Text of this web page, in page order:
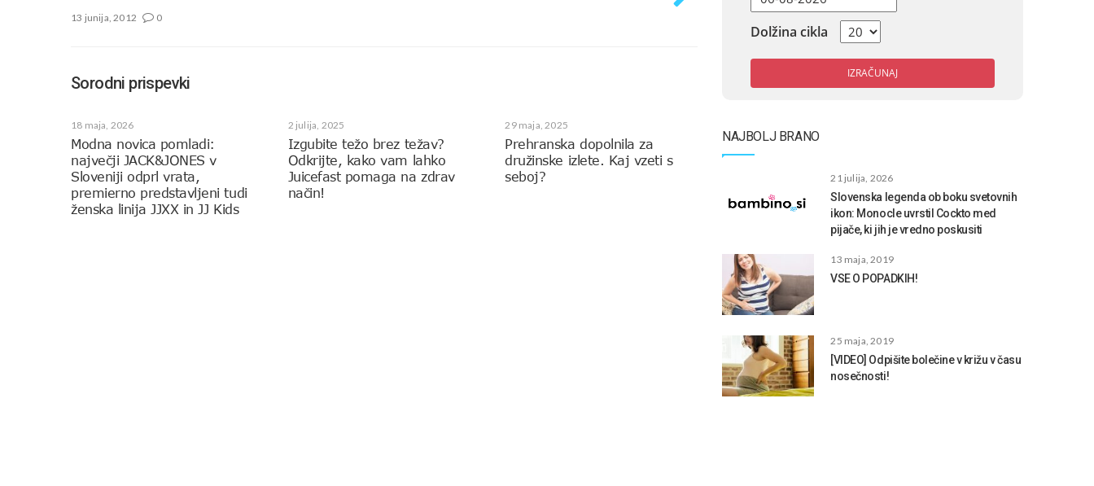
13 junija, 2012 0
Sorodni prispevki
18 maja, 2026
Modna novica pomladi:
največji JACK&JONES v
Sloveniji odprl vrata,
premierno predstavljeni tudi
ženska linija JJXX in JJ Kids
2 julija, 2025
Izgubite težo brez težav?
Odkrijte, kako vam lahko
Juicefast pomaga na zdrav
način!
29 maja, 2025
Prehranska dopolnila za
družinske izlete. Kaj vzeti s
seboj?
Dolžina cikla
IZRAČUNAJ
NAJBOLJ BRANO
21 julija, 2026
Slovenska legenda ob boku svetovnih
ikon: Monocle uvrstil Cockto med
pijače, ki jih je vredno poskusiti
13 maja, 2019
VSE O POPADKIH!
25 maja, 2019
[VIDEO] Odpišite bolečine v križu v času
nosečnosti!